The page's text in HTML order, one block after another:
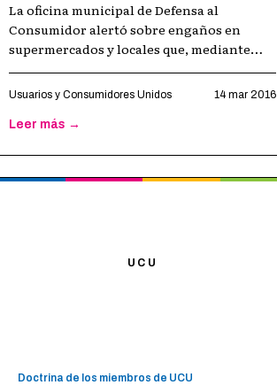
La oficina municipal de Defensa al
Consumidor alertó sobre engaños en
supermercados y locales que, mediante
ofertas supuestamente convenientes,
encubren ventajas importantes a favo…
Usuarios y Consumidores Unidos 14 mar 2016
Leer más →
UCU
Doctrina de los miembros de UCU